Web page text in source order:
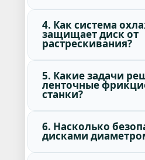
4. Как система
защищает диск от
растрескивания?
5. Какие задачи
ленточные
станки?
6. Насколько
дисками